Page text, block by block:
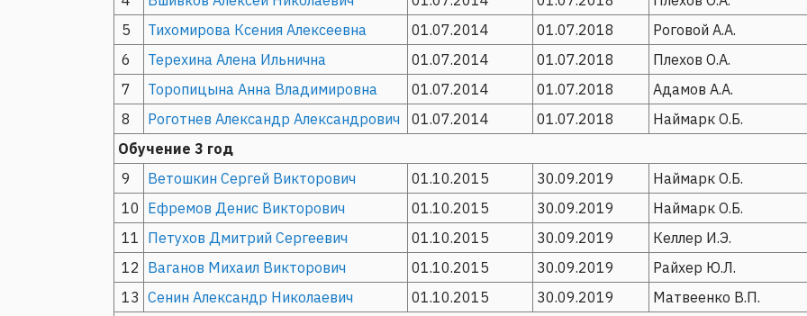
5
Тихомирова Ксения Алексеевна 01.07.2014 01.07.2018
Роговой А.А.
6
Терехина Алена Ильнична 01.07.2014 01.07.2018
Плехов О.А.
7
Торопицына Анна Владимировна 01.07.2014 01.07.2018
Адамов А.А.
8
Роготнев Александр Александрович 01.07.2014 01.07.2018
Наймарк О.Б.
Обучение 3 год
9
Ветошкин Сергей Викторович 01.10.2015 30.09.2019
Наймарк О.Б.
10 Ефремов Денис Викторович 01.10.2015 30.09.2019
Наймарк О.Б.
11 Петухов Дмитрий Сергеевич 01.10.2015 30.09.2019
Келлер И.Э.
12 Ваганов Михаил Викторович 01.10.2015 30.09.2019
Райхер Ю.Л.
13 Сенин Александр Николаевич 01.10.2015 30.09.2019
Матвеенко В.П.